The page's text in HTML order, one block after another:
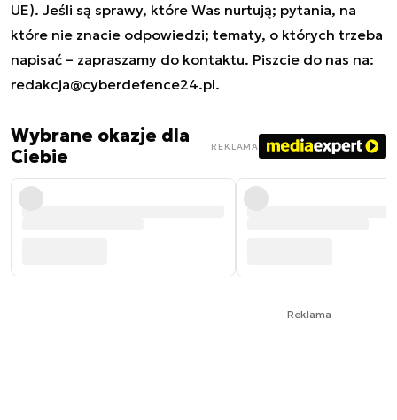
UE). Jeśli są sprawy, które Was nurtują; pytania, na
które nie znacie odpowiedzi; tematy, o których trzeba
napisać – zapraszamy do kontaktu. Piszcie do nas na:
redakcja@cyberdefence24.pl.
Wybrane okazje dla
Ciebie
REKLAMA
Reklama